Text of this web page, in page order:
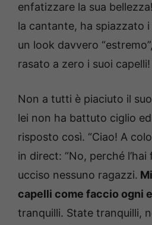
enfatizzare la sua
la cantante, ha spiazzato
un look davvero
rasato a zero i suoi capelli!
Non a tutti è piaciuto il
lei non ha battuto ciglio
risposto così. “Ciao! A
in direct: “No, perché l’hai
ucciso nessuno ragazzi.
capelli come faccio ogni
tranquilli. State tranquilli,